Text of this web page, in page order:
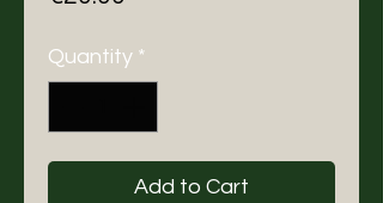
Quantity *
Add to Cart